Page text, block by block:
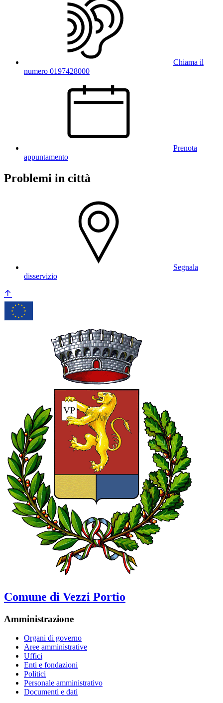
Chiama il
numero 0197428000
Prenota
appuntamento
Problemi in città
Segnala
disservizio
Comune di Vezzi Portio
Amministrazione
Organi di governo
Aree amministrative
Uffici
Enti e fondazioni
Politici
Personale amministrativo
Documenti e dati